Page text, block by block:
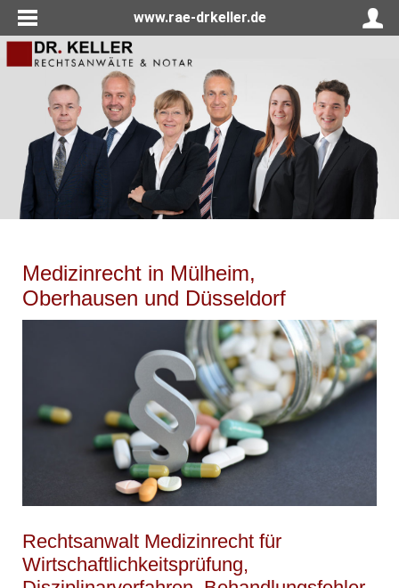
www.rae-drkeller.de
Medizinrecht in Mülheim,
Oberhausen und Düsseldorf
Rechtsanwalt Medizinrecht für
Wirtschaftlichkeitsprüfung,